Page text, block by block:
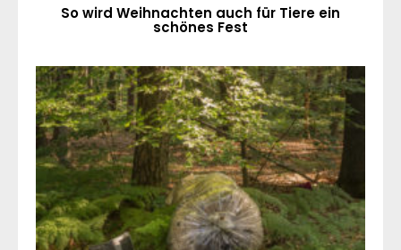
So wird Weihnachten auch für Tiere ein
schönes Fest